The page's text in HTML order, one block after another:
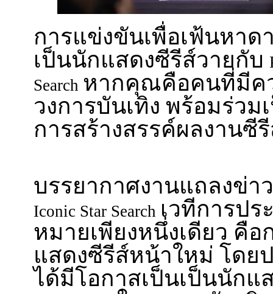
การแข่งขันเพื่อเฟ้นหาด
เป็นนักแสดงซีรีส์วายกับ
Search หากคุณคือคนที่มีค
วงการบันเทิง พร้อมร่วม
การสร้างสรรค์ผลงานซี
บรรยากาศงานแถลงข่า
Iconic Star Search เวทีการปร
หมายเพียงหนึ่งเดียว คื
แสดงซีรีส์หน้าใหม่ โดย
ได้มีโอกาสเป็นเป็นนักแ